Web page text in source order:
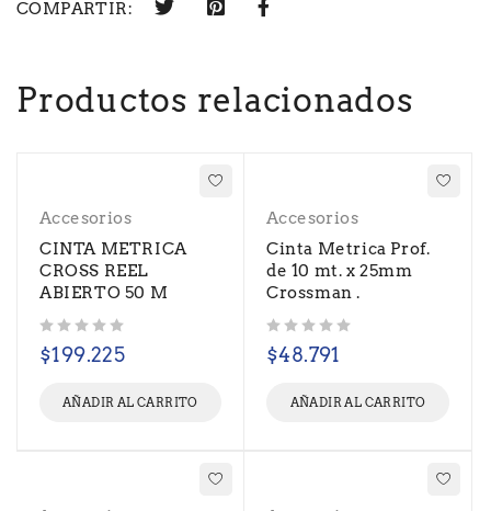
COMPARTIR:
Productos relacionados
Accesorios
CINTA METRICA
CROSS REEL
ABIERTO 50 M
$199.225
AÑADIR AL CARRITO
Accesorios
Cinta Metrica Prof.
de 10 mt. x 25mm
Crossman .
$48.791
AÑADIR AL CARRITO